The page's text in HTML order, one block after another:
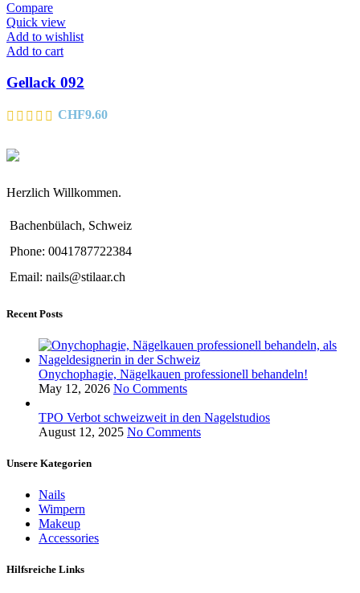
Compare
Quick view
Add to wishlist
Add to cart
Gellack 092
CHF9.60
Herzlich Willkommen.
Bachenbülach, Schweiz
Phone: 0041787722384
Email: nails@stilaar.ch
Recent Posts
Onychophagie, Nägelkauen professionell behandeln!
May 12, 2026 No Comments
TPO Verbot schweizweit in den Nagelstudios
August 12, 2025 No Comments
Unsere Kategorien
Nails
Wimpern
Makeup
Accessories
Hilfsreiche Links